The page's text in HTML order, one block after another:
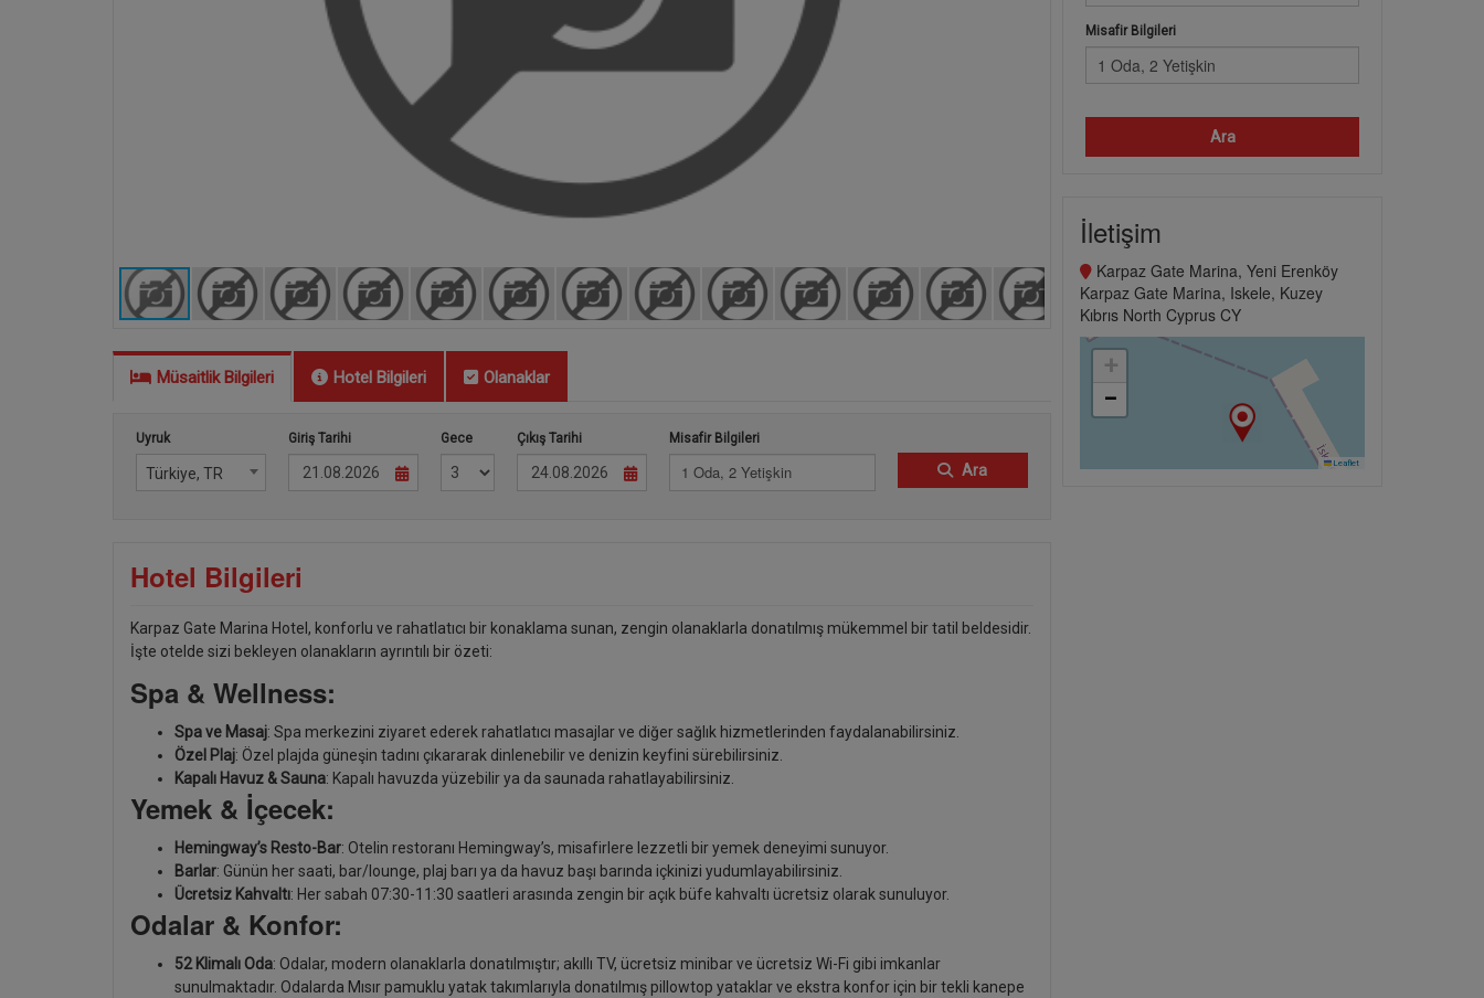
Müsaitlik Bilgileri Hotel Bilgileri Olanaklar
Uyruk
Türkiye, TR
Giriş Tarihi Gece Çıkış Tarihi Misafir Bilgileri
1 Oda, 2 Yetişkin Ara
Hotel Bilgileri
Karpaz Gate Marina Hotel, konforlu ve rahatlatıcı bir konaklama sunan, zengin olanaklarla donatılmış mükemmel bir tatil beldesidir.
İşte otelde sizi bekleyen olanakların ayrıntılı bir özeti:
Spa & Wellness:
Spa ve Masaj: Spa merkezini ziyaret ederek rahatlatıcı masajlar ve diğer sağlık hizmetlerinden faydalanabilirsiniz.
Özel Plaj: Özel plajda güneşin tadını çıkararak dinlenebilir ve denizin keyfini sürebilirsiniz.
Kapalı Havuz & Sauna: Kapalı havuzda yüzebilir ya da saunada rahatlayabilirsiniz.
Yemek & İçecek:
Hemingway’s Resto-Bar: Otelin restoranı Hemingway’s, misafirlere lezzetli bir yemek deneyimi sunuyor.
Barlar: Günün her saati, bar/lounge, plaj barı ya da havuz başı barında içkinizi yudumlayabilirsiniz.
Ücretsiz Kahvaltı: Her sabah 07:30-11:30 saatleri arasında zengin bir açık büfe kahvaltı ücretsiz olarak sunuluyor.
Odalar & Konfor:
52 Klimalı Oda: Odalar, modern olanaklarla donatılmıştır; akıllı TV, ücretsiz minibar ve ücretsiz Wi-Fi gibi imkanlar
sunulmaktadır. Odalarda Mısır pamuklu yatak takımlarıyla donatılmış pillowtop yataklar ve ekstra konfor için bir tekli kanepe
Misafir Bilgileri
1 Oda, 2 Yetişkin
Ara
İletişim
Karpaz Gate Marina, Yeni Erenköy
Karpaz Gate Marina, Iskele, Kuzey
Kıbrıs North Cyprus CY
+
−
Leaflet